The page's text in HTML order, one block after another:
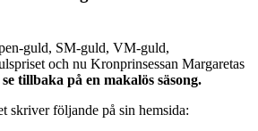
guld, SM-guld, VM-guld,
och nu Kronprinsessan Margaretas
tillbaka på en makalös säsong.
skriver följande på sin hemsida: